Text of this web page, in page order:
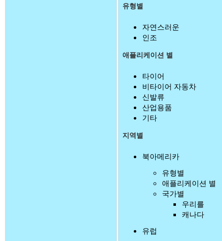
유형별
자연스러운
인조
애플리케이션 별
타이어
비타이어 자동차
신발류
산업용품
기타
지역별
북아메리카
유형별
애플리케이션 별
국가별
우리를
캐나다
유럽